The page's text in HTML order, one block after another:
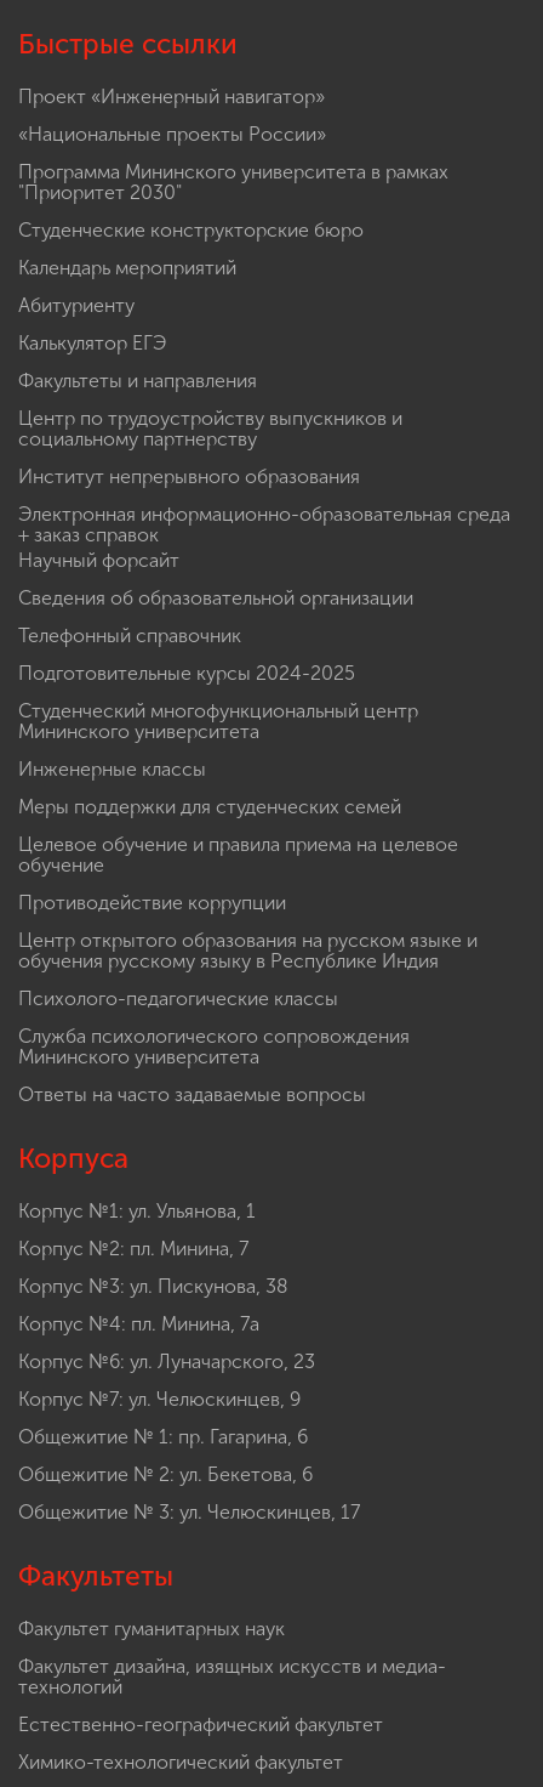
Быстрые ссылки
Проект «Инженерный навигатор»
«Национальные проекты России»
Программа Мининского университета в рамках
"Приоритет 2030"
Студенческие конструкторские бюро
Календарь мероприятий
Абитуриенту
Калькулятор ЕГЭ
Факультеты и направления
Центр по трудоустройству выпускников и
социальному партнерству
Институт непрерывного образования
Электронная информационно-образовательная среда
+ заказ справок
Научный форсайт
Сведения об образовательной организации
Телефонный справочник
Подготовительные курсы 2024-2025
Студенческий многофункциональный центр
Мининского университета
Инженерные классы
Меры поддержки для студенческих семей
Целевое обучение и правила приема на целевое
обучение
Противодействие коррупции
Центр открытого образования на русском языке и
обучения русскому языку в Республике Индия
Психолого-педагогические классы
Служба психологического сопровождения
Мининского университета
Ответы на часто задаваемые вопросы
Корпуса
Корпус №1: ул. Ульянова, 1
Корпус №2: пл. Минина, 7
Корпус №3: ул. Пискунова, 38
Корпус №4: пл. Минина, 7а
Корпус №6: ул. Луначарского, 23
Корпус №7: ул. Челюскинцев, 9
Общежитие № 1: пр. Гагарина, 6
Общежитие № 2: ул. Бекетова, 6
Общежитие № 3: ул. Челюскинцев, 17
Факультеты
Факультет гуманитарных наук
Факультет дизайна, изящных искусств и медиа-
технологий
Естественно-географический факультет
Химико-технологический факультет